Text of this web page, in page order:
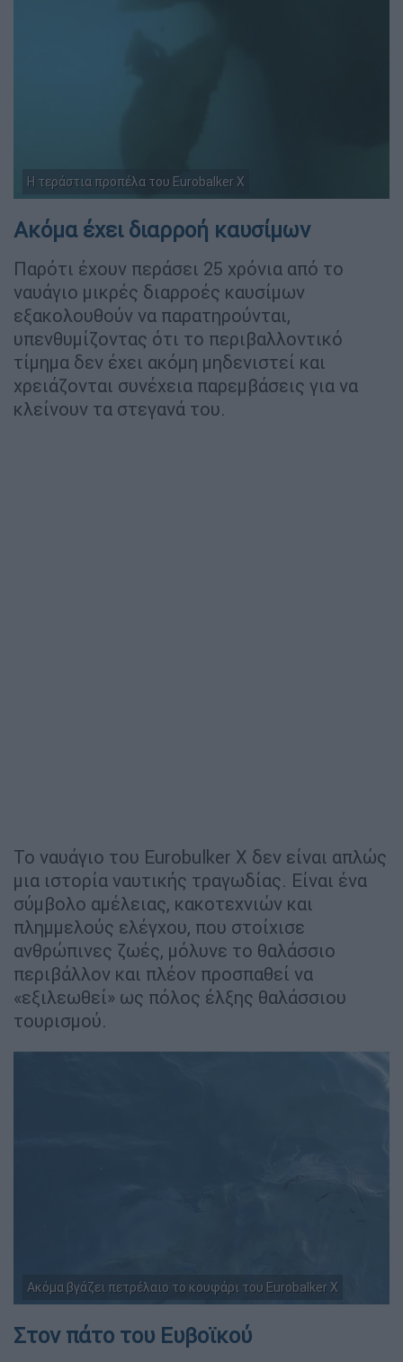
Η τεράστια προπέλα του Eurobalker X
Ακόμα έχει διαρροή καυσίμων
Παρότι έχουν περάσει 25 χρόνια από το
ναυάγιο μικρές διαρροές καυσίμων
εξακολουθούν να παρατηρούνται,
υπενθυμίζοντας ότι το περιβαλλοντικό
τίμημα δεν έχει ακόμη μηδενιστεί και
χρειάζονται συνέχεια παρεμβάσεις για να
κλείνουν τα στεγανά του.
Το ναυάγιο του Eurobulker X δεν είναι απλώς
μια ιστορία ναυτικής τραγωδίας. Είναι ένα
σύμβολο αμέλειας, κακοτεχνιών και
πλημμελούς ελέγχου, που στοίχισε
ανθρώπινες ζωές, μόλυνε το θαλάσσιο
περιβάλλον και πλέον προσπαθεί να
«εξιλεωθεί» ως πόλος έλξης θαλάσσιου
τουρισμού.
Ακόμα βγάζει πετρέλαιο το κουφάρι του Eurobalker X
Στον πάτο του Ευβοϊκού